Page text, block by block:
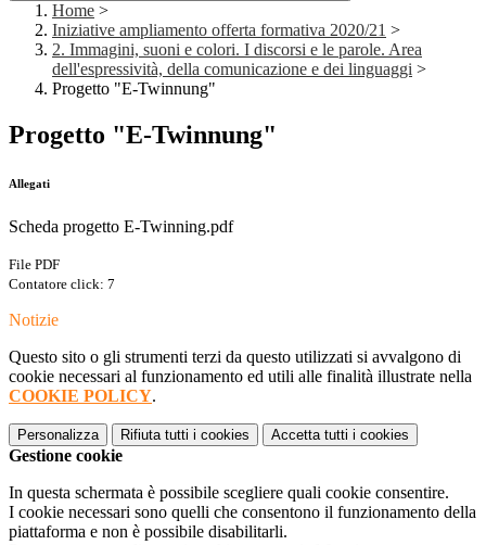
Home >
Iniziative ampliamento offerta formativa 2020/21 >
2. Immagini, suoni e colori. I discorsi e le parole. Area
dell'espressività, della comunicazione e dei linguaggi >
Progetto "E-Twinnung"
Progetto "E-Twinnung"
Allegati
Scheda progetto E-Twinning.pdf
File PDF
Contatore click: 7
Notizie
Questo sito o gli strumenti terzi da questo utilizzati si avvalgono di
cookie necessari al funzionamento ed utili alle finalità illustrate nella
COOKIE POLICY.
Personalizza Rifiuta tutti i cookies Accetta tutti i cookies
Gestione cookie
In questa schermata è possibile scegliere quali cookie consentire.
I cookie necessari sono quelli che consentono il funzionamento della
piattaforma e non è possibile disabilitarli.